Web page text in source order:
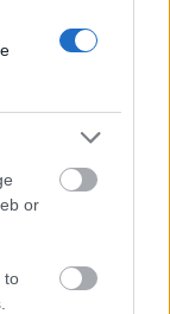
or
to